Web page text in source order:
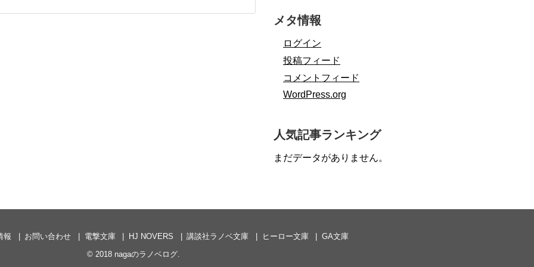
メタ情報
ログイン
投稿フィード
コメントフィード
WordPress.org
人気記事ランキング
まだデータがありません。
報 お問い合わせ 電撃文庫 HJ NOVERS 講談社ラノベ文庫 ヒーロー文庫
GA文庫
© 2018 nagaのラノベログ